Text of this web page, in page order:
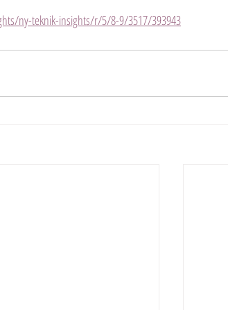
ny-teknik-insights/r/5/8-9/3517/393943